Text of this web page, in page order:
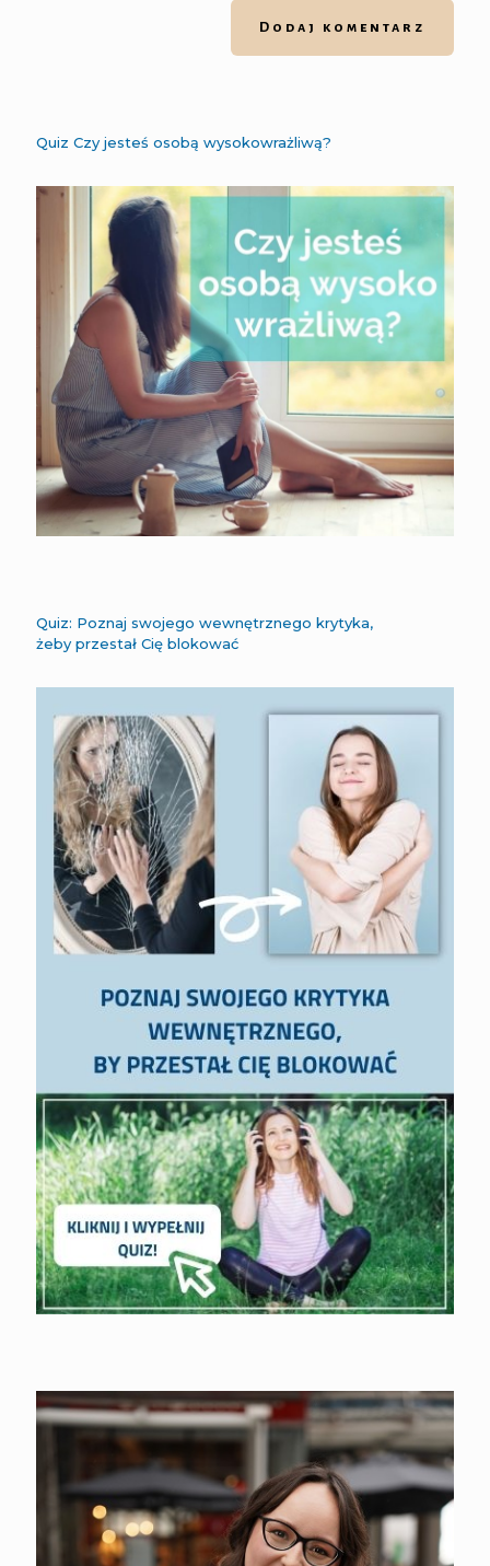
Quiz Czy jesteś osobą wysokowrażliwą?
Quiz: Poznaj swojego wewnętrznego krytyka,
żeby przestał Cię blokować